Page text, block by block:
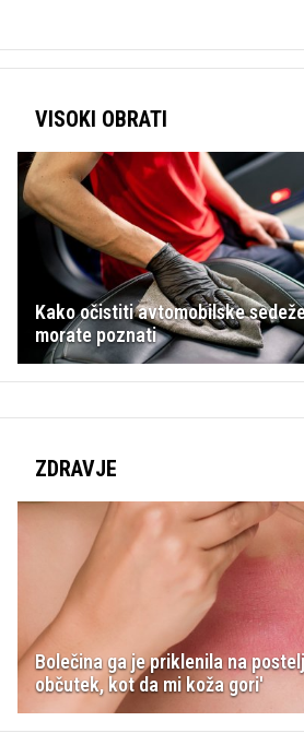
VISOKI OBRATI
Kako očistiti avtomobilske
morate poznati
ZDRAVJE
Bolečina ga je priklenila na
občutek, kot da mi koža gori'